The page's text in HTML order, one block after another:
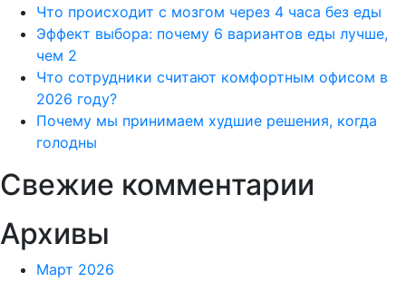
Что происходит с мозгом через 4 часа без еды
Эффект выбора: почему 6 вариантов еды лучше,
чем 2
Что сотрудники считают комфортным офисом в
2026 году?
Почему мы принимаем худшие решения, когда
голодны
Свежие комментарии
Архивы
Март 2026